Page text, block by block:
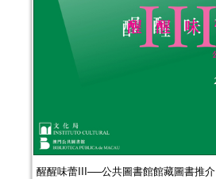
醒醒味蕾III──公共圖書館館藏圖書推介